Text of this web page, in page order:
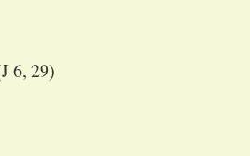
6, 29)